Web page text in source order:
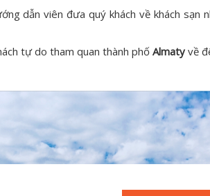
dẫn viên đưa quý khách về khách sạn
tự do tham quan thành phố Almaty về